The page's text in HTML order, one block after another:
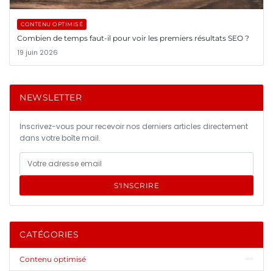
CONTENU OPTIMISÉ
Combien de temps faut-il pour voir les premiers résultats SEO ?
19 juin 2026
NEWSLETTER
Inscrivez-vous pour recevoir nos derniers articles directement
dans votre boîte mail.
S'INSCRIRE
CATÉGORIES
Contenu optimisé